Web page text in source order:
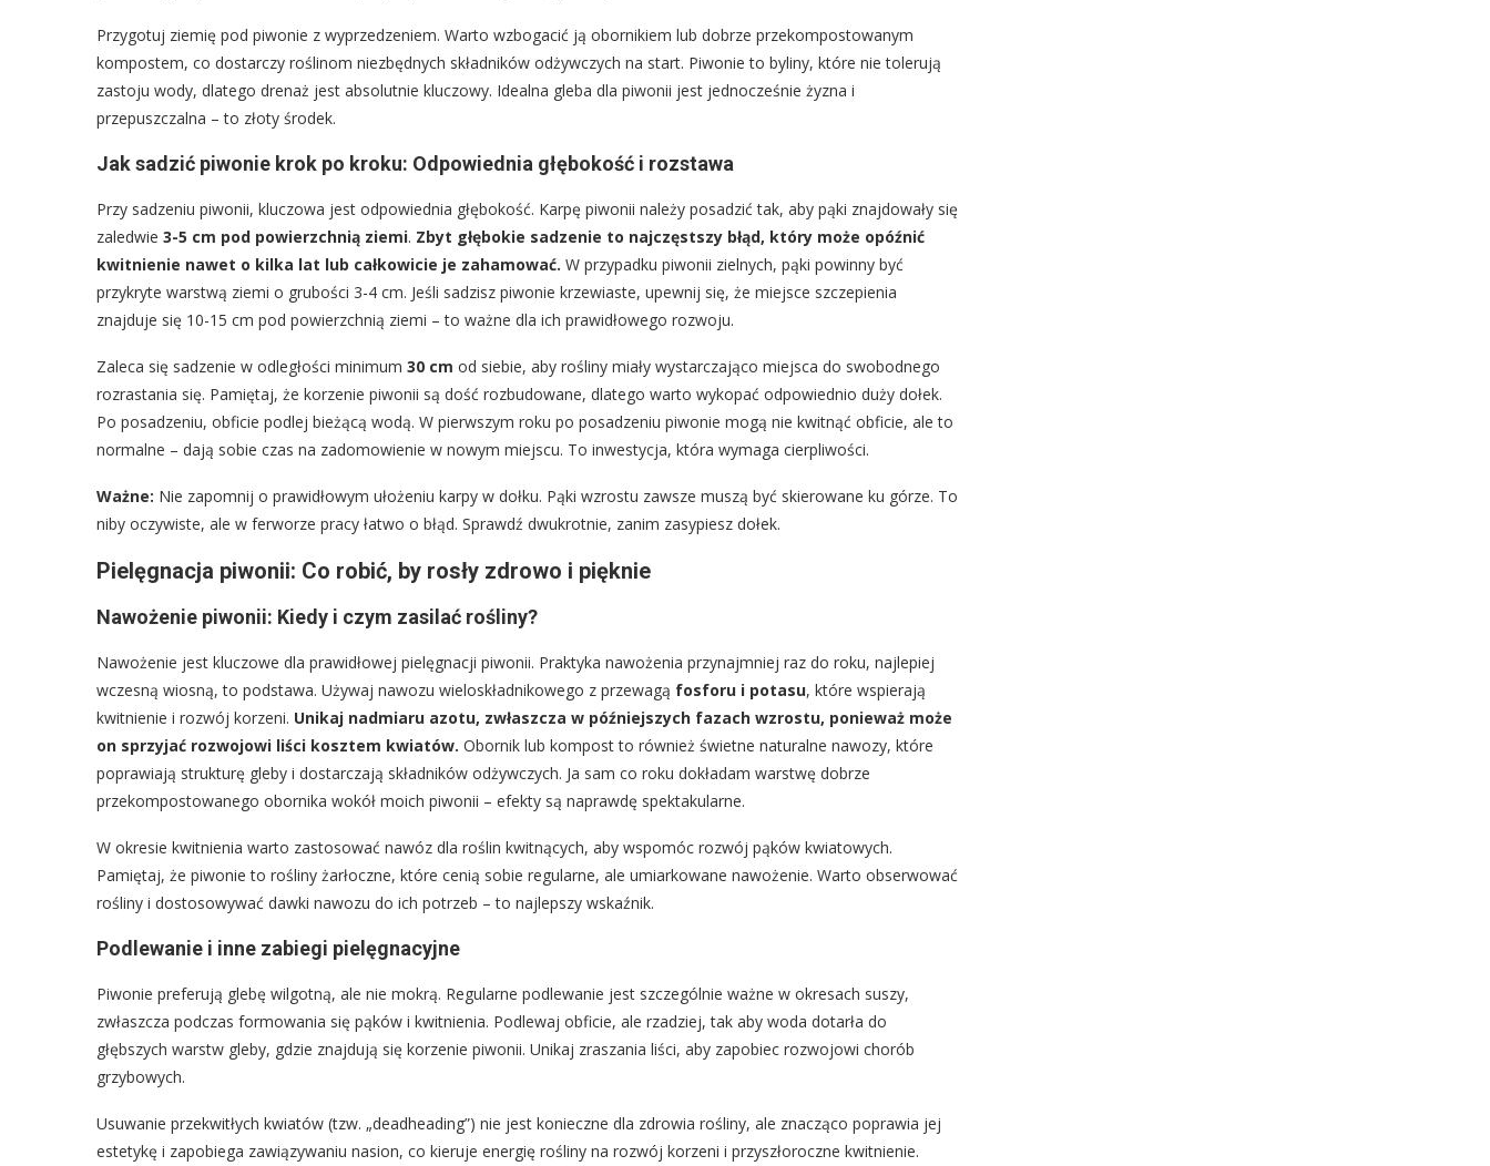
Przygotuj ziemię pod piwonie z wyprzedzeniem. Warto wzbogacić ją obornikiem lub dobrze przekompostowanym
kompostem, co dostarczy roślinom niezbędnych składników odżywczych na start. Piwonie to byliny, które nie tolerują
zastoju wody, dlatego drenaż jest absolutnie kluczowy. Idealna gleba dla piwonii jest jednocześnie żyzna i
przepuszczalna – to złoty środek.
Jak sadzić piwonie krok po kroku: Odpowiednia głębokość i rozstawa
Przy sadzeniu piwonii, kluczowa jest odpowiednia głębokość. Karpę piwonii należy posadzić tak, aby pąki znajdowały się
zaledwie 3-5 cm pod powierzchnią ziemi. Zbyt głębokie sadzenie to najczęstszy błąd, który może opóźnić
kwitnienie nawet o kilka lat lub całkowicie je zahamować. W przypadku piwonii zielnych, pąki powinny być
przykryte warstwą ziemi o grubości 3-4 cm. Jeśli sadzisz piwonie krzewiaste, upewnij się, że miejsce szczepienia
znajduje się 10-15 cm pod powierzchnią ziemi – to ważne dla ich prawidłowego rozwoju.
Zaleca się sadzenie w odległości minimum 30 cm od siebie, aby rośliny miały wystarczająco miejsca do swobodnego
rozrastania się. Pamiętaj, że korzenie piwonii są dość rozbudowane, dlatego warto wykopać odpowiednio duży dołek.
Po posadzeniu, obficie podlej bieżącą wodą. W pierwszym roku po posadzeniu piwonie mogą nie kwitnąć obficie, ale to
normalne – dają sobie czas na zadomowienie w nowym miejscu. To inwestycja, która wymaga cierpliwości.
Ważne: Nie zapomnij o prawidłowym ułożeniu karpy w dołku. Pąki wzrostu zawsze muszą być skierowane ku górze. To
niby oczywiste, ale w ferworze pracy łatwo o błąd. Sprawdź dwukrotnie, zanim zasypiesz dołek.
Pielęgnacja piwonii: Co robić, by rosły zdrowo i pięknie
Nawożenie piwonii: Kiedy i czym zasilać rośliny?
Nawożenie jest kluczowe dla prawidłowej pielęgnacji piwonii. Praktyka nawożenia przynajmniej raz do roku, najlepiej
wczesną wiosną, to podstawa. Używaj nawozu wieloskładnikowego z przewagą fosforu i potasu, które wspierają
kwitnienie i rozwój korzeni. Unikaj nadmiaru azotu, zwłaszcza w późniejszych fazach wzrostu, ponieważ może
on sprzyjać rozwojowi liści kosztem kwiatów. Obornik lub kompost to również świetne naturalne nawozy, które
poprawiają strukturę gleby i dostarczają składników odżywczych. Ja sam co roku dokładam warstwę dobrze
przekompostowanego obornika wokół moich piwonii – efekty są naprawdę spektakularne.
W okresie kwitnienia warto zastosować nawóz dla roślin kwitnących, aby wspomóc rozwój pąków kwiatowych.
Pamiętaj, że piwonie to rośliny żarłoczne, które cenią sobie regularne, ale umiarkowane nawożenie. Warto obserwować
rośliny i dostosowywać dawki nawozu do ich potrzeb – to najlepszy wskaźnik.
Podlewanie i inne zabiegi pielęgnacyjne
Piwonie preferują glebę wilgotną, ale nie mokrą. Regularne podlewanie jest szczególnie ważne w okresach suszy,
zwłaszcza podczas formowania się pąków i kwitnienia. Podlewaj obficie, ale rzadziej, tak aby woda dotarła do
głębszych warstw gleby, gdzie znajdują się korzenie piwonii. Unikaj zraszania liści, aby zapobiec rozwojowi chorób
grzybowych.
Usuwanie przekwitłych kwiatów (tzw. „deadheading”) nie jest konieczne dla zdrowia rośliny, ale znacząco poprawia jej
estetykę i zapobiega zawiązywaniu nasion, co kieruje energię rośliny na rozwój korzeni i przyszłoroczne kwitnienie.